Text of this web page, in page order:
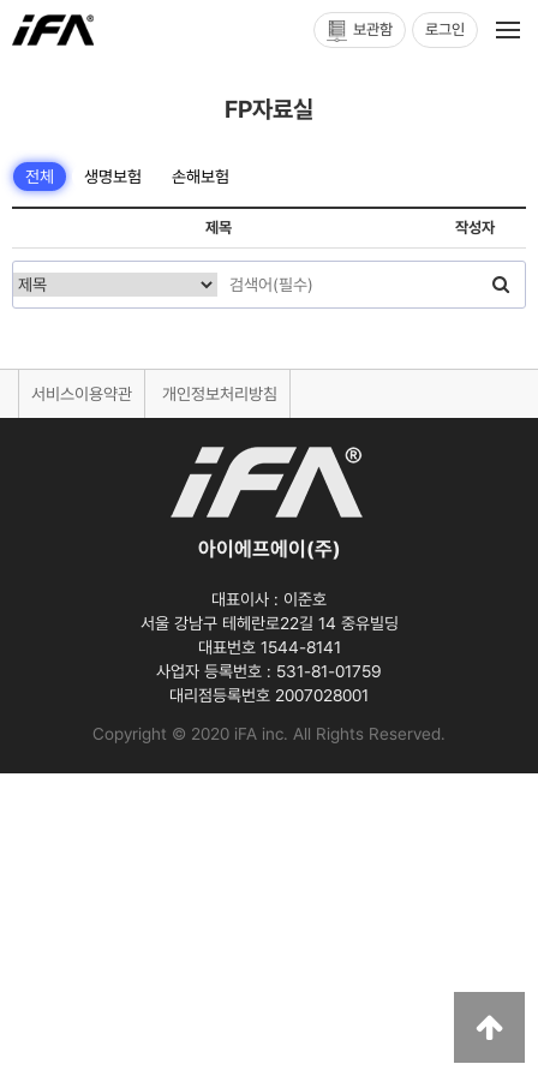
보관함 로그인
FP자료실
전체 생명보험 손해보험
제목 작성자
서비스이용약관 개인정보처리방침
아이에프에이(주)
대표이사 : 이준호
서울 강남구 테헤란로22길 14 중유빌딩
대표번호 1544-8141
사업자 등록번호 : 531-81-01759
대리점등록번호 2007028001
Copyright © 2020 iFA inc. All Rights Reserved.